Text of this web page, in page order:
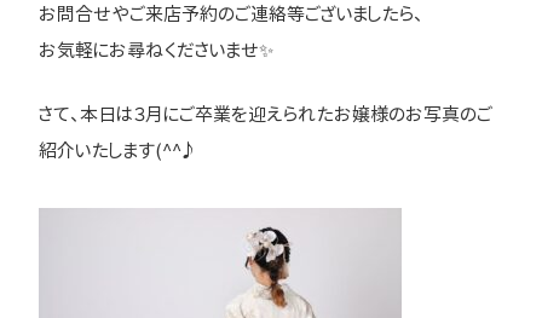
お問合せやご来店予約のご連絡等ございましたら、
お気軽にお尋ねくださいませ✨
さて、本日は３月にご卒業を迎えられたお嬢様のお写真のご
紹介いたします(^^♪